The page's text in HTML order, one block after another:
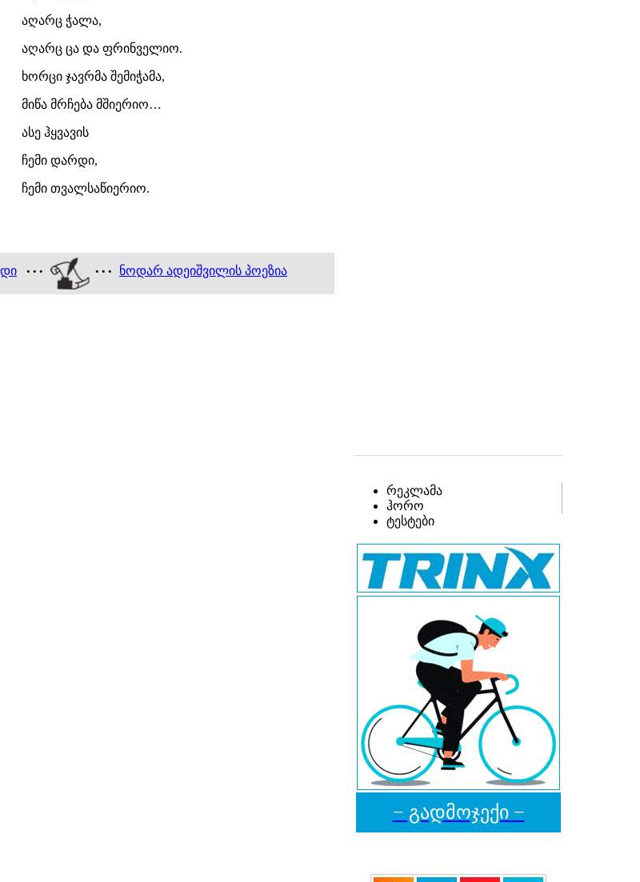
აღარც ჭალა,
აღარც ცა და ფრინველიო.
ხორცი ჯავრმა შემიჭამა,
მიწა მრჩება მშიერიო…
ასე ჰყვავის
ჩემი დარდი,
ჩემი თვალსაწიერიო.
• • • • • • ნოდარ ადეიშვილის პოეზია
რეკლამა
ჰორო
ტესტები
− გადმოჯექი −